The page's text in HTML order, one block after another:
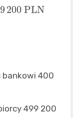
200PLN
bankowi 400
499 200